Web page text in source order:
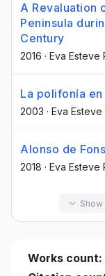
A Revaluation
Peninsula
Century
2016 · Eva Esteve
La polifonía
2003 · Eva Esteve
Alonso de
2018 · Eva Esteve
Works count: